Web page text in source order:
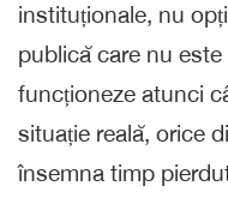
instituționale, nu
publică care nu
funcționeze atunci
situație reală, orice
însemna timp